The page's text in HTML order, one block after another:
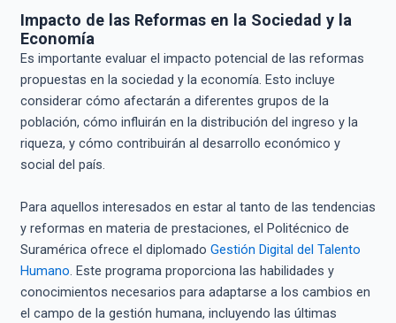
Impacto de las Reformas en la Sociedad y la
Economía
Es importante evaluar el impacto potencial de las reformas
propuestas en la sociedad y la economía. Esto incluye
considerar cómo afectarán a diferentes grupos de la
población, cómo influirán en la distribución del ingreso y la
riqueza, y cómo contribuirán al desarrollo económico y
social del país.
Para aquellos interesados en estar al tanto de las tendencias
y reformas en materia de prestaciones, el Politécnico de
Suramérica ofrece el diplomado Gestión Digital del Talento
Humano. Este programa proporciona las habilidades y
conocimientos necesarios para adaptarse a los cambios en
el campo de la gestión humana, incluyendo las últimas